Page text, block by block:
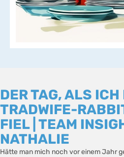
DER TAG, ALS ICH
TRADWIFE-
FIEL | TEAM
NATHALIE
Hätte man mich noch vor einem Jahr